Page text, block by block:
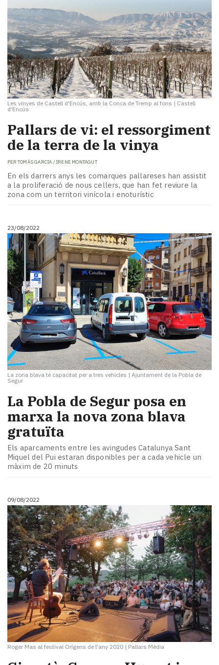
Les vinyes de Castell d'Encús, amb la Conca de Tremp al fons | Castell
d'Encús
Pallars de vi: el ressorgiment
de la terra de la vinya
PER TOMÀS GARCIA / IRENE MONTAGUT
En els darrers anys les comarques pallareses han assistit
a la proliferació de nous cellers, que han fet reviure la
zona com un territori vinícola i enoturístic
23/08/2022
La zona blava té capacitat per a tres vehicles | Ajuntament de la Pobla de
Segur
La Pobla de Segur posa en
marxa la nova zona blava
gratuïta
Els aparcaments entre les avingudes Catalunya Sant
Miquel del Pui estaran disponibles per a cada vehicle un
màxim de 20 minuts
09/08/2022
Roger Mas al festival Orígens de l'any 2020 | Pallars Mèdia